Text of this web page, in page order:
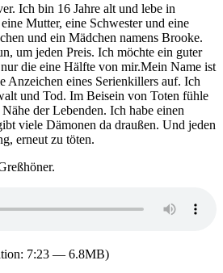
Ich bin 16 Jahre alt und lebe in
Mutter, eine Schwester und eine
und ein Mädchen namens Brooke.
um jeden Preis. Ich möchte ein guter
die eine Hälfte von mir.Mein Name ist
Anzeichen eines Serienkillers auf. Ich
und Tod. Im Beisein von Toten fühle
der Lebenden. Ich habe einen
viele Dämonen da draußen. Und jeden
erneut zu töten.
7:23 — 6.8MB)